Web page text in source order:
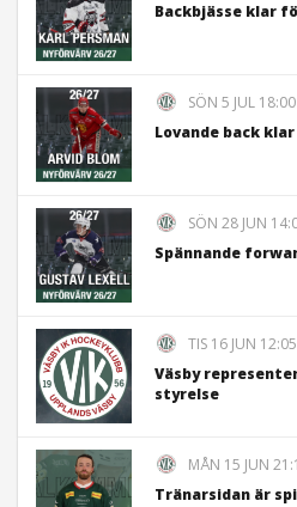
Backbjässe klar
SÖN 5 JUL 18:00
Lovande back
SÖN 28 JUN
Spännande
TIS 16 JUN 12:05
Väsby
styrelse
MÅN 15 JUN
Tränarsidan är